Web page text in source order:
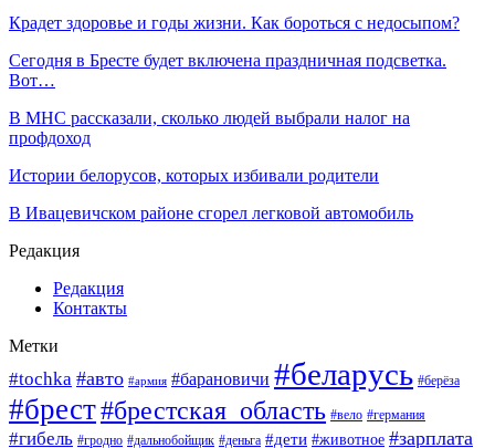
Крадет здоровье и годы жизни. Как бороться с недосыпом?
Сегодня в Бресте будет включена праздничная подсветка.
Вот…
В МНС рассказали, сколько людей выбрали налог на
профдоход
Истории белорусов, которых избивали родители
В Ивацевичском районе сгорел легковой автомобиль
Редакция
Редакция
Контакты
Метки
#tochka #авто #армия #барановичи #беларусь #берёза
#брест#брестская_область #вело #германия
#гибель #гродно #дальнобойщик #деньга #дети #животное #зарплата